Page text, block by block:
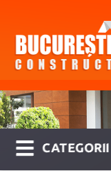
CATEGORII